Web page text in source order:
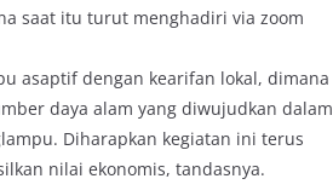
saat itu turut menghadiri via zoom
asaptif dengan kearifan lokal, dimana
daya alam yang diwujudkan dalam
Diharapkan kegiatan ini terus
nilai ekonomis, tandasnya.